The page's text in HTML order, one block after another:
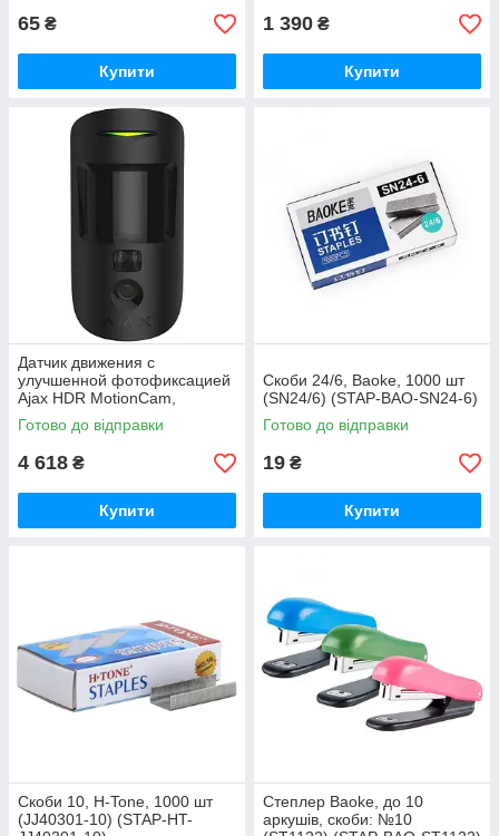
65 ₴
Купити
1 390 ₴
Купити
Датчик движения с
улучшенной фотофиксацией
Ajax HDR MotionCam,
Jeweller, беспроводной,
черный (000052546)
Готово до відправки
4 618 ₴
Купити
Скоби 24/6, Baoke, 1000 шт
(SN24/6) (STAP-BAO-SN24-6)
Готово до відправки
19 ₴
Купити
Скоби 10, H-Tone, 1000 шт
(JJ40301-10) (STAP-HT-
Степлер Baoke, до 10
аркушів, скоби: №10